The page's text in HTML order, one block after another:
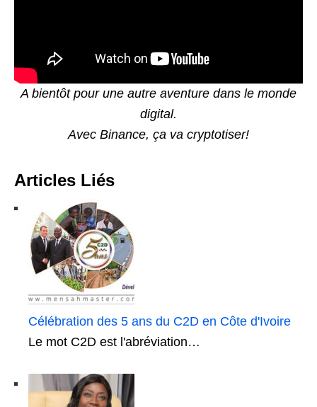
A bientôt pour une autre aventure dans le monde
digital.
Avec Binance, ça va cryptotiser!
Articles Liés
Célébration des 5 ans du C2D en Côte d'Ivoire
Le mot C2D est l'abréviation…